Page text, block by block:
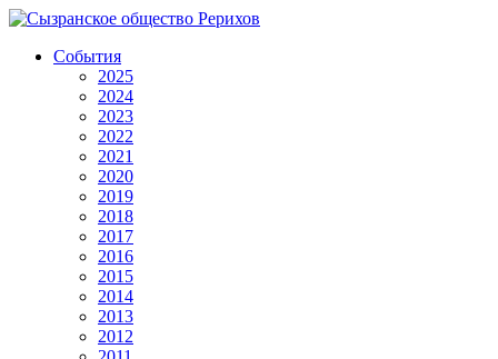
События
2025
2024
2023
2022
2021
2020
2019
2018
2017
2016
2015
2014
2013
2012